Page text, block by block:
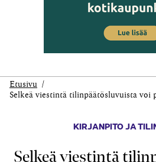
Etusivu
Selkeä viestintä tilinpäätösluvuista voi
KIRJANPITO JA
Selkeä viestintä